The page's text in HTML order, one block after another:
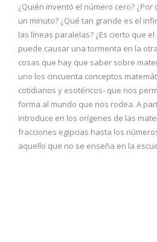
¿Quién inventó el número cero?
un minuto? ¿Qué tan grande es el
las líneas paralelas? ¿Es cierto que
puede causar una tormenta en la
cosas que hay que saber sobre
uno los cincuenta conceptos
cotidianos y esotéricos- que nos
forma al mundo que nos rodea. A
introduce en los orígenes de las
fracciones egipcias hasta los
aquello que no se enseña en la